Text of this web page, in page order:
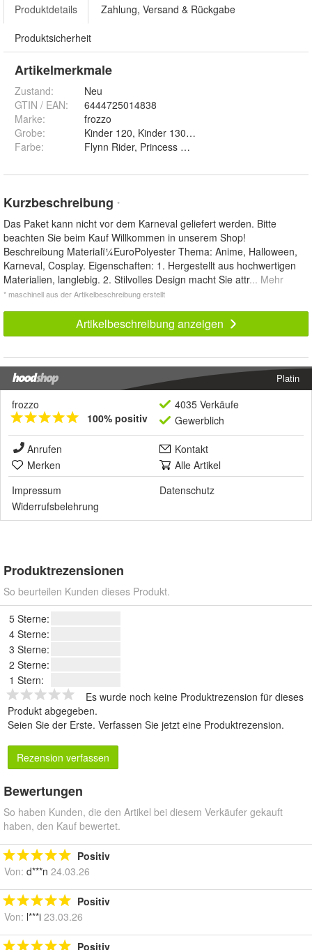
Produktdetails Zahlung, Versand & Rückgabe
Produktsicherheit
Artikelmerkmale
Zustand:
Neu
GTIN / EAN:
6444725014838
Marke:
frozzo
Grobe:
Farbe:
Kurzbeschreibung *
Das Paket kann nicht vor dem Karneval geliefert werden. Bitte
beachten Sie beim Kauf Willkommen in unserem Shop!
Beschreibung Materialï¼EuroPolyester Thema: Anime, Halloween,
Karneval, Cosplay. Eigenschaften: 1. Hergestellt aus hochwertigen
Materialien, langlebig. 2. Stilvolles Design macht Sie attr... Mehr
* maschinell aus der Artikelbeschreibung erstellt
Artikelbeschreibung anzeigen
Platin
frozzo
100% positiv
4035 Verkäufe
Gewerblich
Anrufen
Kontakt
Merken
Alle Artikel
Impressum
Datenschutz
Widerrufsbelehrung
Produktrezensionen
So beurteilen Kunden dieses Produkt.
5 Sterne:
4 Sterne:
3 Sterne:
2 Sterne:
1 Stern:
Es wurde noch keine Produktrezension für dieses
Produkt abgegeben.
Seien Sie der Erste. Verfassen Sie jetzt eine Produktrezension.
Rezension verfassen
Bewertungen
So haben Kunden, die den Artikel bei diesem Verkäufer gekauft
haben, den Kauf bewertet.
Positiv
Von: d***n 24.03.26
Positiv
Von: l***i 23.03.26
Positiv